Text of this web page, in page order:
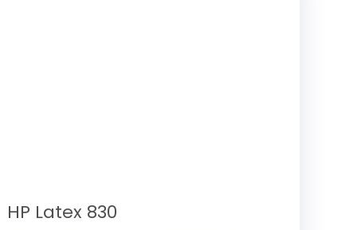
HP Latex 830